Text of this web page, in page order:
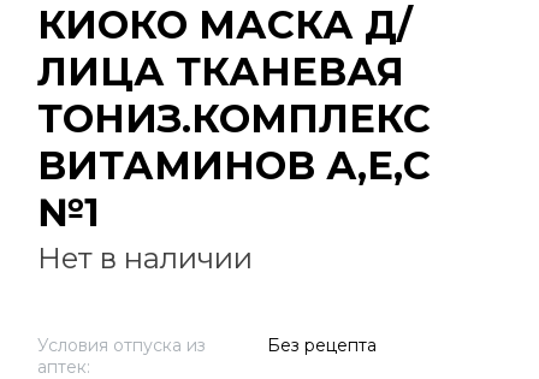
КИОКО МАСКА Д/
ЛИЦА ТКАНЕВАЯ
ТОНИЗ.КОМПЛЕКС
ВИТАМИНОВ А,Е,С
№1
Нет в наличии
Условия отпуска из
аптек:
Без рецепта